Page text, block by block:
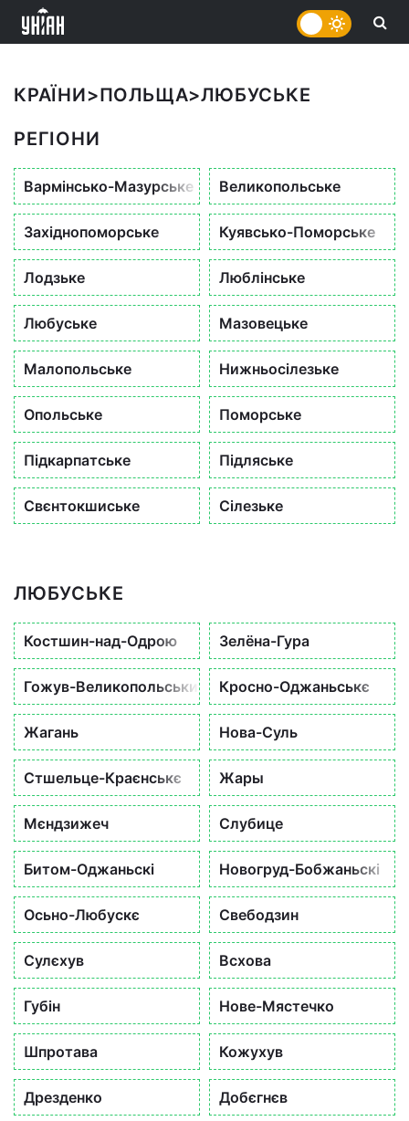
КРАЇНИ>ПОЛЬЩА>ЛЮБУСЬКЕ
РЕГІОНИ
Вармінсько-Мазурське Великопольське
Західнопоморське Куявсько-Поморське
Лодзьке Люблінське
Любуське Мазовецьке
Малопольське Нижньосілезьке
Опольське Поморське
Підкарпатське Підляське
Свєнтокшиське Сілезьке
ЛЮБУСЬКЕ
Костшин-над-Одрою Зелёна-Гура
Гожув-Великопольський Кросно-Оджаньськє
Жагань Нова-Суль
Стшельце-Краєнськє Жары
Мєндзижеч Слубице
Битом-Оджаньскі Новогруд-Бобжаньскі
Осьно-Любускє Свебодзин
Сулєхув Всхова
Губін Нове-Мястечко
Шпротава Кожухув
Дрезденко Добєгнєв